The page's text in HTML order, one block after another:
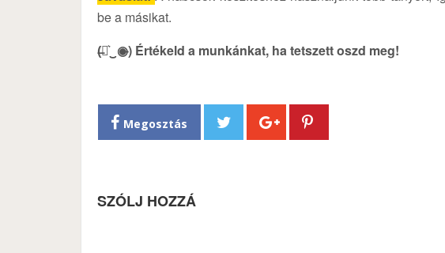
be a másikat.
(̶◉͛‿◉̶) Értékeld a munkánkat, ha tetszett oszd meg!
Megosztás
SZÓLJ HOZZÁ